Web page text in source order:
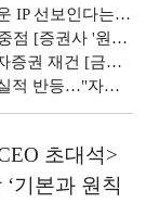
는 마음으로 개발”
'원픽' MTS 대전]
계 CEO열전 (44)]
중점" [금융사 2025 실적]
초대석>
기본과 원칙